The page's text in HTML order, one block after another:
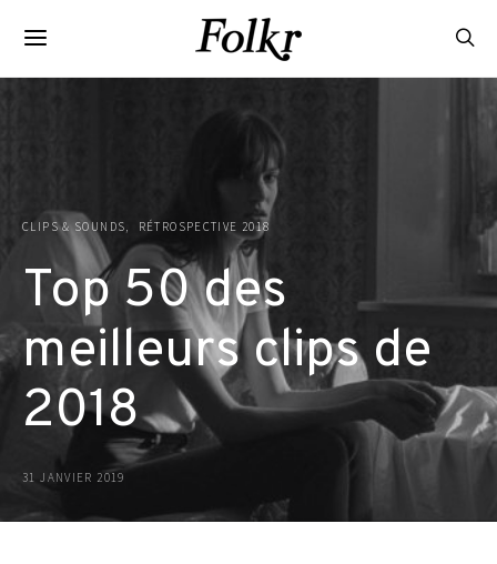
CLIPS & SOUNDS RÉTROSPECTIVE 2018
Top 50 des
meilleurs clips de
2018
31 JANVIER 2019